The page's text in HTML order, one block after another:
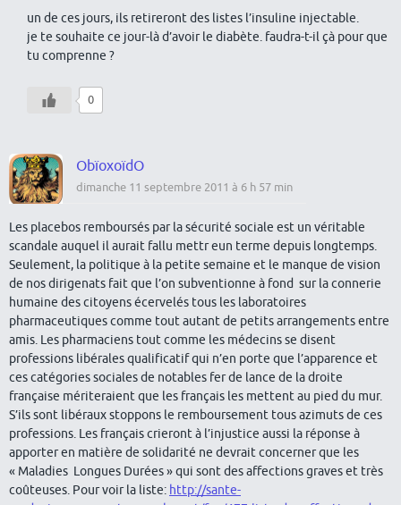
un de ces jours, ils retireront des listes l’insuline injectable.
je te souhaite ce jour-là d’avoir le diabète. faudra-t-il çà pour que
tu comprenne ?
0
ObïoxoïdO
dimanche 11 septembre 2011 à 6 h 57 min
Les placebos remboursés par la sécurité sociale est un véritable
scandale auquel il aurait fallu mettr eun terme depuis longtemps.
Seulement, la politique à la petite semaine et le manque de vision
de nos dirigenats fait que l’on subventionne à fond sur la connerie
humaine des citoyens écervelés tous les laboratoires
pharmaceutiques comme tout autant de petits arrangements entre
amis. Les pharmaciens tout comme les médecins se disent
professions libérales qualificatif qui n’en porte que l’apparence et
ces catégories sociales de notables fer de lance de la droite
française mériteraient que les français les mettent au pied du mur.
S’ils sont libéraux stoppons le remboursement tous azimuts de ces
professions. Les français crieront à l’injustice aussi la réponse à
apporter en matière de solidarité ne devrait concerner que les
« Maladies Longues Durées » qui sont des affections graves et très
coûteuses. Pour voir la liste: http://sante-